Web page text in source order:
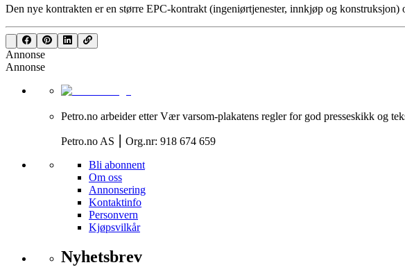
Den nye kontrakten er en større EPC-kontrakt (ingeniørtjenester, innkjøp og
Annonse
Annonse
Petro.no arbeider etter Vær varsom-plakatens regler for god presseskikk og
Petro.no AS ⎮ Org.nr: 918 674 659
Bli abonnent
Om oss
Annonsering
Kontaktinfo
Personvern
Kjøpsvilkår
Nyhetsbrev